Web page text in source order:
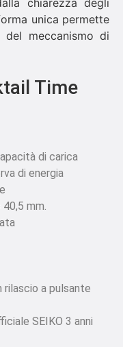
chiarezza degli
unica permette
meccanismo di
Time
di carica
di energia
mm.
rilascio a pulsante
SEIKO 3 anni